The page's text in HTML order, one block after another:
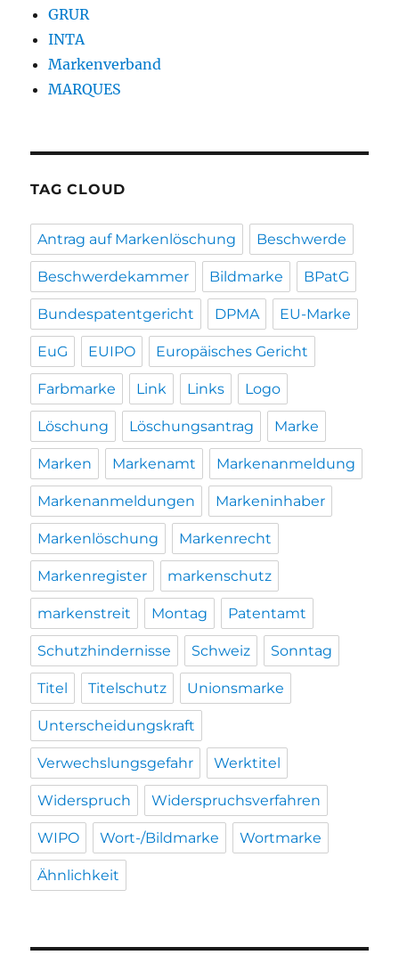
GRUR
INTA
Markenverband
MARQUES
TAG CLOUD
Antrag auf Markenlöschung Beschwerde
Beschwerdekammer Bildmarke BPatG
Bundespatentgericht DPMA EU-Marke
EuG EUIPO Europäisches Gericht
Farbmarke Link Links Logo
Löschung Löschungsantrag Marke
Marken Markenamt Markenanmeldung
Markenanmeldungen Markeninhaber
Markenlöschung Markenrecht
Markenregister markenschutz
markenstreit Montag Patentamt
Schutzhindernisse Schweiz Sonntag
Titel Titelschutz Unionsmarke
Unterscheidungskraft
Verwechslungsgefahr Werktitel
Widerspruch Widerspruchsverfahren
WIPO Wort-/Bildmarke Wortmarke
Ähnlichkeit